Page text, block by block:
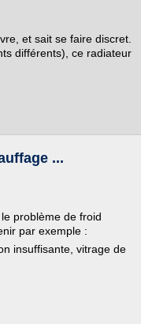
et sait se faire discret.
différents), ce radiateur
...
problème de froid
par exemple :
insuffisante, vitrage de